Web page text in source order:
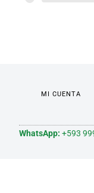
MI CUENTA
WhatsApp: +593